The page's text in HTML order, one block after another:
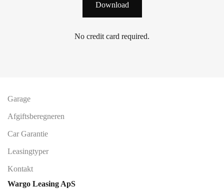
Download
No credit card required.
Garage
Afgiftsberegneren
Car Garantie
Leasingtyper
Kontakt
Wargo Leasing ApS